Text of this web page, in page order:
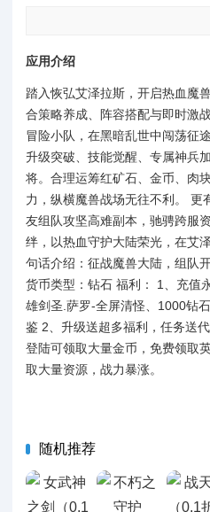
应用介绍
踏入恢弘艾泽拉斯，开启热血魔
合策略养成、阵容搭配与即时激
冒险小队，在黑暗乱世中闯荡征
升级突破、技能觉醒、专属神兵
将。合理运筹红矿石、金币、肉
力，纵横魔兽战场无往不利。 更
友组队攻坚高难副本，驰骋跨服
绊，以热血守护大陆荣光，在艾
句话介绍：征战魔兽大陆，组队
货币类型：钻石 福利： 1、充值
雄剑圣.萨罗-全屏清怪、1000钻
鉴 2、升级送超多福利，任务送
登陆可领取大量金币，免费领取
取大量资源，战力暴涨。
随机推荐